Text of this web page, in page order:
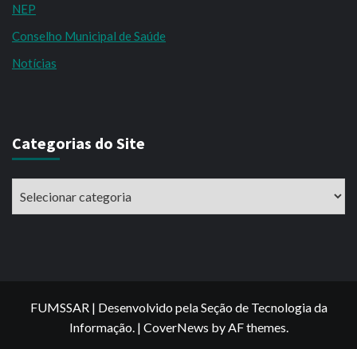
NEP
Conselho Municipal de Saúde
Notícias
Categorias do Site
FUMSSAR | Desenvolvido pela Seção de Tecnologia da
Informação. | CoverNews by AF themes.